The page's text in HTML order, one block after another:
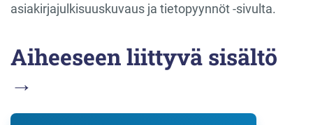
asiakirjajulkisuuskuvaus ja tietopyynnöt -sivulta.
Aiheeseen liittyvä sisältö
→